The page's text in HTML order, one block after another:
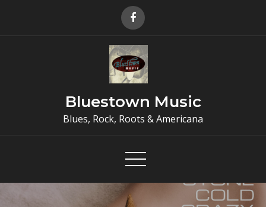
Bluestown Music
Blues, Rock, Roots & Americana